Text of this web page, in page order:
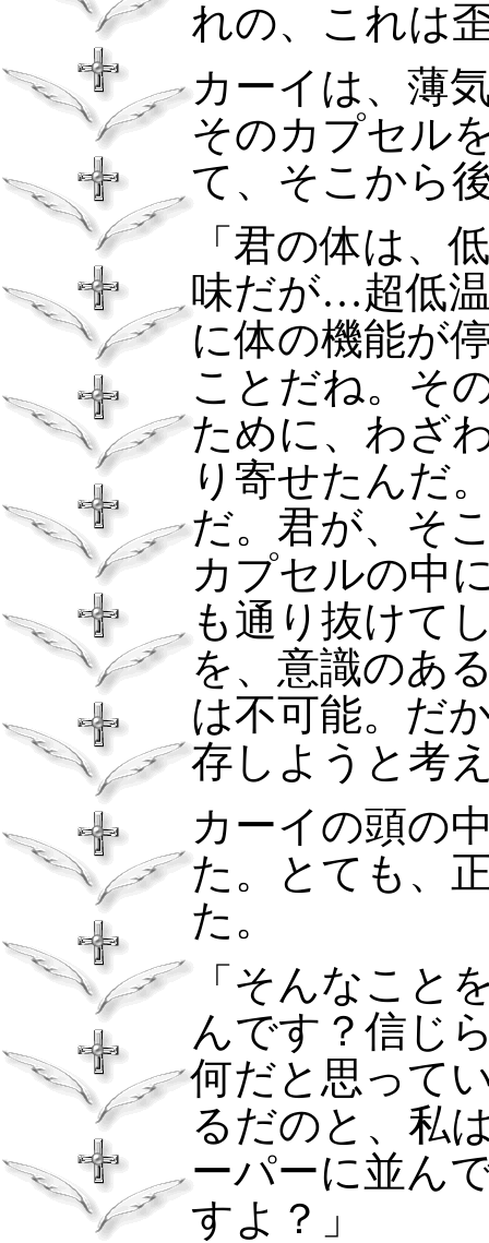
れの、これは
カーイは、薄
そのカプセル
て、そこから
「君の体は、
味だが…超低
に体の機能が
ことだね。そ
ために、わざ
り寄せたんだ
だ。君が、そ
カプセルの中
も通り抜けて
を、意識のあ
は不可能。だ
存しようと考
カーイの頭の
た。とても、
た。
「そんなこと
んです？信じ
何だと思って
るだのと、私
ーパーに並ん
すよ？」